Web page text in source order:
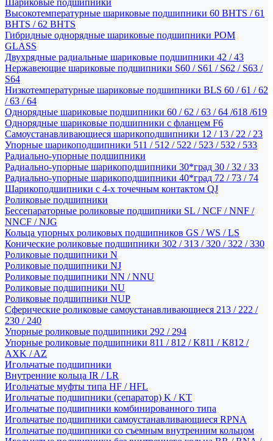
Шариковые подшипники
Высокотемпературные шариковые подшипники 60 BHTS / 61
BHTS / 62 BHTS
Гибридные однорядные шариковые подшипники POM
GLASS
Двухрядные радиальные шариковые подшипники 42 / 43
Нержавеющие шариковые подшипники S60 / S61 / S62 / S63 /
S64
Низкотемпературные шариковые подшипники BLS 60 / 61 / 62
/ 63 / 64
Однорядные шариковые подшипники 60 / 62 / 63 / 64 /618 /619
Однорядные шариковые подшипники с фланцем F6
Самоустанавливающиеся шарикоподшипники 12 / 13 / 22 / 23
Упорные шарикоподшипники 511 / 512 / 522 / 523 / 532 / 533
Радиально-упорные подшипники
Радиально-упорные шарикоподшипники 30*град 30 / 32 / 33
Радиально-упорные шарикоподшипники 40*град 72 / 73 / 74
Шарикоподшипники с 4-х точечным контактом QJ
Роликовые подшипники
Бессепараторные роликовые подшипники SL / NCF / NNF /
NNCF / NJG
Кольца упорных роликовых подшипников GS / WS / LS
Конические роликовые подшипники 302 / 313 / 320 / 322 / 330
Роликовые подшипники N
Роликовые подшипники NJ
Роликовые подшипники NN / NNU
Роликовые подшипники NU
Роликовые подшипники NUP
Сферические роликовые самоустанавливающиеся 213 / 222 /
230 / 240
Упорные роликовые подшипники 292 / 294
Упорные роликовые подшипники 811 / 812 / K811 / K812 /
AXK / AZ
Игольчатые подшипники
Внутренние кольца IR / LR
Игольчатые муфты типа HF / HFL
Игольчатые подшипники (сепаратор) K / KT
Игольчатые подшипники комбинированного типа
Игольчатые подшипники самоустанавливающиеся RPNA
Игольчатые подшипники со съемным внутренним кольцом